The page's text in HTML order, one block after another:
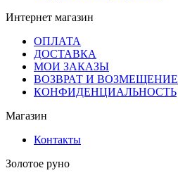
Интернет магазин
ОПЛАТА
ДОСТАВКА
МОИ ЗАКАЗЫ
ВОЗВРАТ И ВОЗМЕЩЕНИЕ
КОНФИДЕНЦИАЛЬНОСТЬ
Магазин
Контакты
Золотое руно